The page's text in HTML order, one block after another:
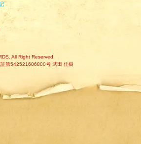
All Right Reserved.
第542521606800号 武田 佳樹